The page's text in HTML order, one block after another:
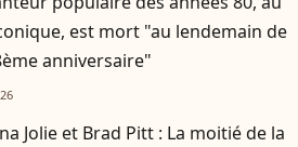
est mort "au lendemain de
anniversaire"
Jolie et Brad Pitt : La moitié de la